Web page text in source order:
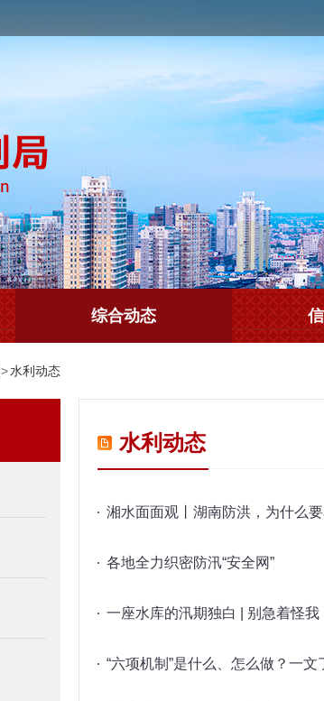
综合动态
>水利动态
水利动态
湘水面面观丨湖南防洪，为什么要
各地全力织密防汛“安全网”
一座水库的汛期独白 | 别急着怪我
“六项机制”是什么、怎么做？一文